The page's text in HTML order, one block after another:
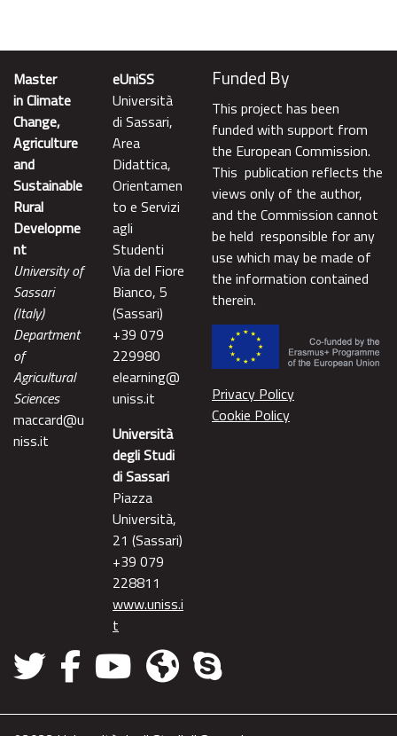
Master
in Climate
Change,
Agriculture
and
Sustainable
Rural
Developme
nt
University of
Sassari
(Italy)
Department
of
Agricultural
Sciences
maccard@u
niss.it
eUniSS
Università
di Sassari,
Area
Didattica,
Orientamen
to e Servizi
agli
Studenti
Via del Fiore
Bianco, 5
(Sassari)
+39 079
229980
elearning@
uniss.it
Università
degli Studi
di Sassari
Piazza
Università,
21 (Sassari)
+39 079
228811
www.uniss.i
t
Funded By
This project has been
funded with support from
the European Commission.
This publication reflects the
views only of the author,
and the Commission cannot
be held responsible for any
use which may be made of
the information contained
therein.
Privacy Policy
Cookie Policy